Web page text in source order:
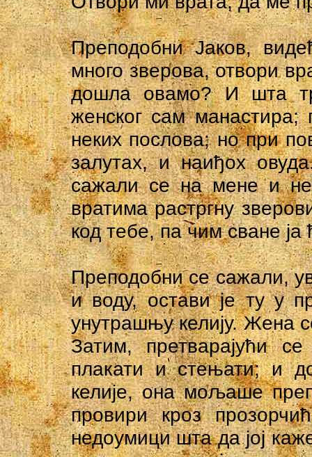
Преподобни Јаков,
много зверова, отвори
дошла овамо? И шта
женског сам манастира;
неких послова; но при
залутах, и наиђох
сажали се на мене и
вратима растргну
код тебе, па чим сване ја
Преподобни се сажали,
и воду, остави је ту у
унутрашњу келију. Жена
Затим, претварајући
плакати и стењати; и
келије, она мољаше
провири кроз
недоумици шта да јој